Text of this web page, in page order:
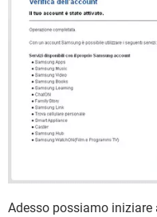
Adesso possiamo